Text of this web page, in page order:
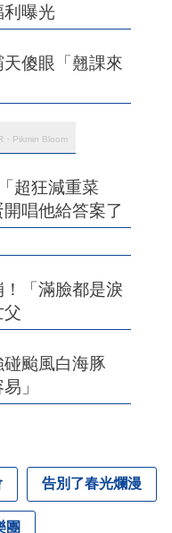
曝光
傻眼「翹課來
・Pikmin Bloom
超狂減重菜
唱他給答案了
「滿臉都是淚
碰颱風白海豚
」
告別了春光爛漫
團